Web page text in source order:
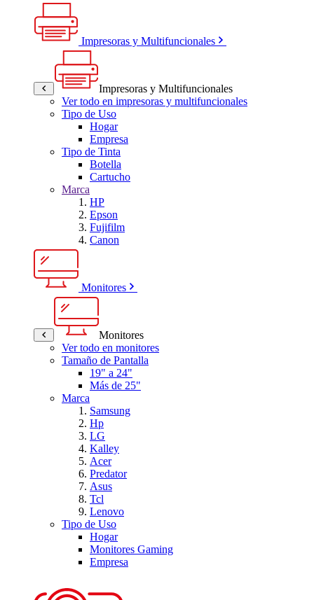
Impresoras y Multifuncionales
Impresoras y Multifuncionales
Ver todo en impresoras y multifuncionales
Tipo de Uso
Hogar
Empresa
Tipo de Tinta
Botella
Cartucho
Marca
HP
Epson
Fujifilm
Canon
Monitores
Monitores
Ver todo en monitores
Tamaño de Pantalla
19" a 24"
Más de 25"
Marca
Samsung
Hp
LG
Kalley
Acer
Predator
Asus
Tcl
Lenovo
Tipo de Uso
Hogar
Monitores Gaming
Empresa